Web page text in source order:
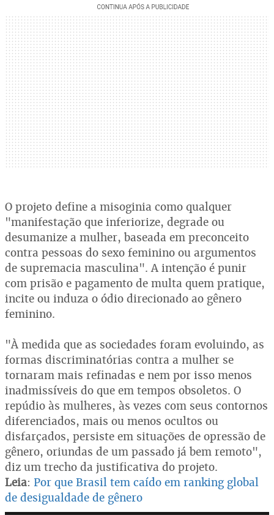
O projeto define a misoginia como qualquer
"manifestação que inferiorize, degrade ou
desumanize a mulher, baseada em preconceito
contra pessoas do sexo feminino ou argumentos
de supremacia masculina". A intenção é punir
com prisão e pagamento de multa quem pratique,
incite ou induza o ódio direcionado ao gênero
feminino.
"À medida que as sociedades foram evoluindo, as
formas discriminatórias contra a mulher se
tornaram mais refinadas e nem por isso menos
inadmissíveis do que em tempos obsoletos. O
repúdio às mulheres, às vezes com seus contornos
diferenciados, mais ou menos ocultos ou
disfarçados, persiste em situações de opressão de
gênero, oriundas de um passado já bem remoto",
diz um trecho da justificativa do projeto.
Leia: Por que Brasil tem caído em ranking global
de desigualdade de gênero